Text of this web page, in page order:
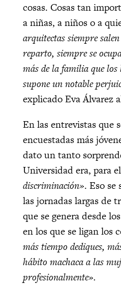
cosas. Cosas tan
a niñas, a niños o a
arquitectas siempre
reparto, siempre se
más de la familia que los
supone un notable
explicado Eva Álvarez
En las entrevistas que
encuestadas más
dato un tanto
Universidad era, para
discriminación». Eso se
las jornadas largas de
que se genera desde
en los que se ligan los
más tiempo dediques,
hábito machaca a las
profesionalmente».